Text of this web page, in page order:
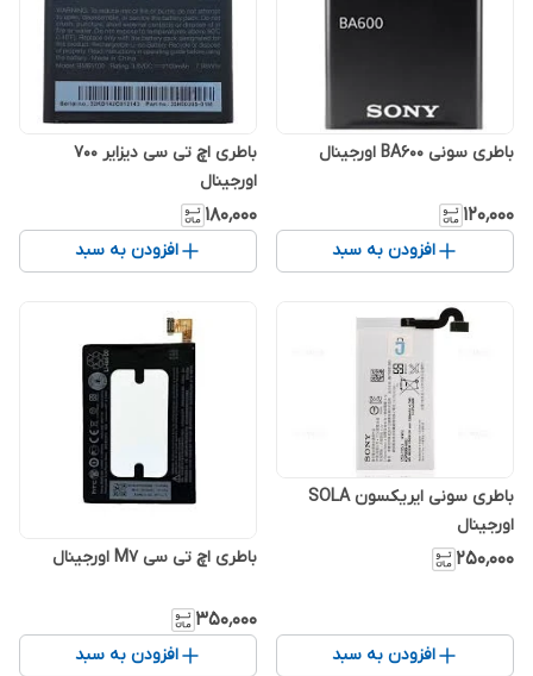
باطری سونی BA600 اورجینال
۱۲۰٬۰۰۰
افزودن به سبد
باطری اچ تی سی دیزایر 700
اورجینال
۱۸۰٬۰۰۰
افزودن به سبد
باطری سونی ایریکسون SOLA
اورجینال
۲۵۰٬۰۰۰
افزودن به سبد
باطری اچ تی سی M7 اورجینال
۳۵۰٬۰۰۰
افزودن به سبد